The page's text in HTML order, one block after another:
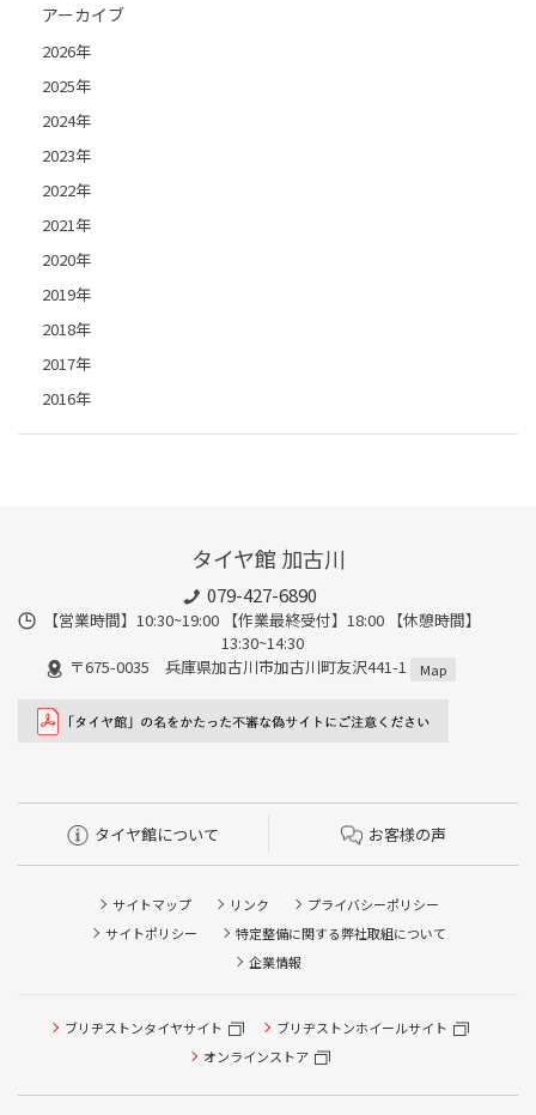
アーカイブ
2026年
2025年
2024年
2023年
2022年
2021年
2020年
2019年
2018年
2017年
2016年
タイヤ館 加古川
079-427-6890
【営業時間】10:30~19:00 【作業最終受付】18:00 【休憩時間】
13:30~14:30
〒675-0035 兵庫県加古川市加古川町友沢441-1
Map
タイヤ館について お客様の声
サイトマップ リンク
プライバシーポリシー
サイトポリシー
特定整備に関する弊社取組について
企業情報
ブリヂストンタイヤサイト
ブリヂストンホイールサイト
オンラインストア
タイヤ点検・安全点検/タイヤ履き替え/オイル交換/その他
ピット作業の予約